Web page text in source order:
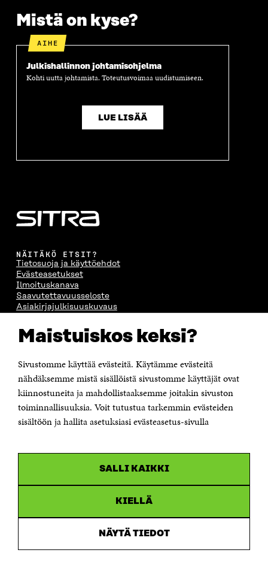
Maistuiskos keksi?
Sivustomme käyttää evästeitä. Käytämme evästeitä
nähdäksemme mistä sisällöistä sivustomme käyttäjät ovat
kiinnostuneita ja mahdollistaaksemme joitakin sivuston
toiminnallisuuksia. Voit tutustua tarkemmin evästeiden
sisältöön ja hallita asetuksiasi evästeasetus-sivulla
SALLI KAIKKI
KIELLÄ
NÄYTÄ TIEDOT
Mistä on kyse?
AIHE
Julkishallinnon johtamisohjelma
Kohti uutta johtamista. Toteutusvoimaa uudistumiseen.
LUE LISÄÄ
NÄITÄKÖ ETSIT?
Tietosuoja ja käyttöehdot
Evästeasetukset
Ilmoituskanava
Saavutettavuusseloste
Asiakirjajulkisuuskuvaus
Suomen itsenäisyyden juhlarahasto Sitra
Itämerenkatu 11-13, PL 160,
00181 Helsinki
Puhelin +358 294 618 991
Sähköpostiosoite
etunimi.sukunimi@sitra.fi tai sitra@sitra.fi
Avautuu
uudessa